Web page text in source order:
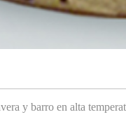
y barro en alta